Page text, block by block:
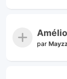
par